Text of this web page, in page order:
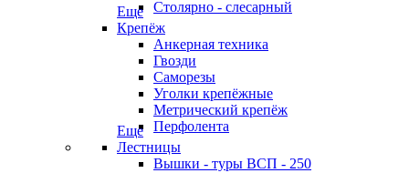
Столярно - слесарный
Еще
Крепёж
Анкерная техника
Гвозди
Саморезы
Уголки крепёжные
Метрический крепёж
Перфолента
Еще
Лестницы
Вышки - туры ВСП - 250